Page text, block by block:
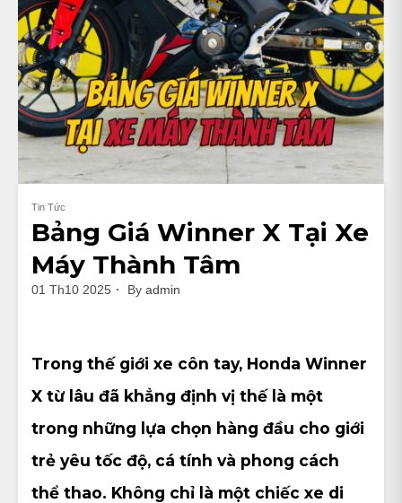
Tin Tức
Bảng Giá Winner X Tại Xe
Máy Thành Tâm
01 Th10 2025 By admin
Trong thế giới xe côn tay, Honda Winner
X từ lâu đã khẳng định vị thế là một
trong những lựa chọn hàng đầu cho giới
trẻ yêu tốc độ, cá tính và phong cách
thể thao. Không chỉ là một chiếc xe di